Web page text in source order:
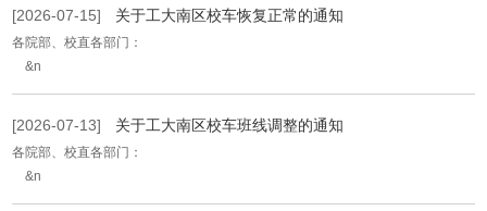
[2026-07-15] 关于工大南区校车恢复正常的通知
各院部、校直各部门：
&n
[2026-07-13] 关于工大南区校车班线调整的通知
各院部、校直各部门：
&n